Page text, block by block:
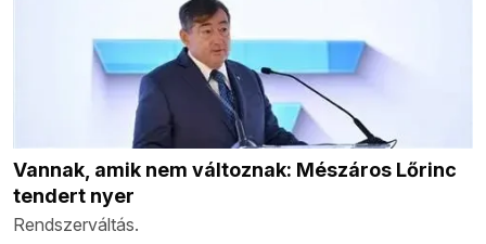
Vannak, amik nem változnak: Mészáros Lőrinc
tendert nyer
Rendszerváltás.